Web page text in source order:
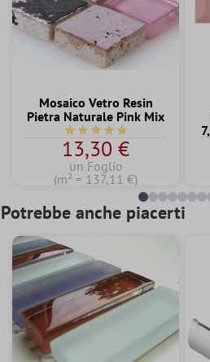
Mosaico Vetro Resin
Pietra Naturale Pink Mix
Valutazione media di 4.7
13,30 €
un Foglio
(m² = 137,11 €)
Potrebbe anche piacerti